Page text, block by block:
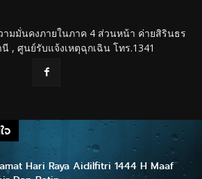
ามมั่นคงภายในภาค 4 ส่วนหน้า ค่ายสิรินธร
นี , ศูนย์รับแจ้งเหตุฉุกเฉิน โทร.1341
จ
Hari Raya Aidilfitri 1444 H Maaf